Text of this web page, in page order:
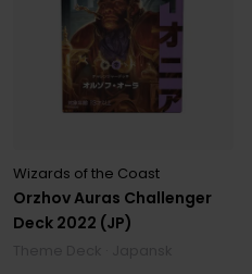
Orzhov Auras Challenger
Deck 2022 (JP)
Wizards of the Coast